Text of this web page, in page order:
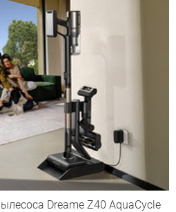
Dreame Z40 AquaCycle